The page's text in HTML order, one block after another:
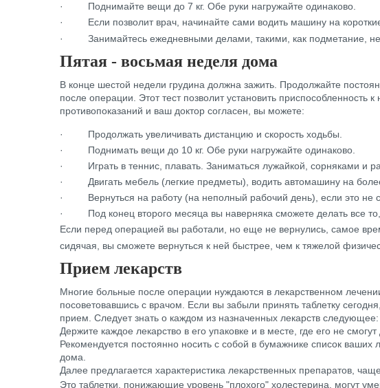
· Поднимайте вещи до 7 кг. Обе руки нагружайте одинаково.
· Если позволит врач, начинайте сами водить машину на
· Занимайтесь ежедневными делами, такими, как подметание,
Пятая - восьмая неделя дома
В конце шестой недели грудина должна зажить. Продолжайте
после операции. Этот тест позволит установить приспособленность
противопоказаний и ваш доктор согласен, вы можете:
· Продолжать увеличивать дистанцию и скорость ходьбы.
· Поднимать вещи до 10 кг. Обе руки нагружайте одинаково.
· Играть в теннис, плавать. Заниматься лужайкой, сорняками и
· Двигать мебель (легкие предметы), водить автомашину на
· Вернуться на работу (на неполный рабочий день), если это не
· Под конец второго месяца вы наверняка сможете делать все
Если перед операцией вы работали, но еще не вернулись, самое
сидячая, вы сможете вернуться к ней быстрее, чем к тяжелой
Прием лекарств
Многие больные после операции нуждаются в лекарственном
посоветовавшись с врачом. Если вы забыли принять таблетку
прием. Следует знать о каждом из назначенных лекарств
Держите каждое лекарство в его упаковке и в месте, где его не
Рекомендуется постоянно носить с собой в бумажнике список ваших
дома.
Далее предлагается характеристика лекарственных препаратов,
Это таблетки, понижающие уровень "плохого" холестерина, могут